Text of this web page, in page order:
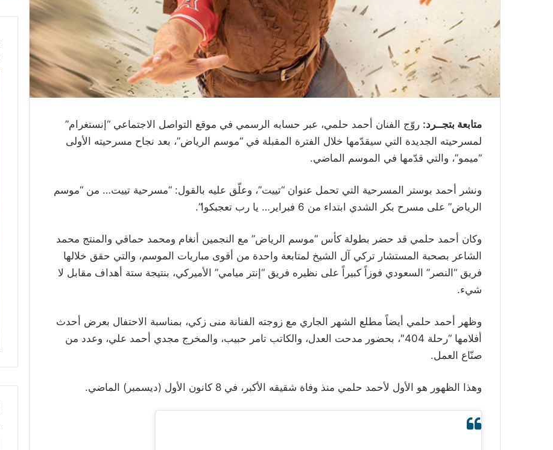
متابعة بتجــرد: روّج الفنان أحمد حلمي، عبر حسابه الرسمي في موقع التواصل الاجتماعي “إنستغرام”
لمسرحيته الجديدة التي سيقدّمها خلال الفترة المقبلة في “موسم الرياض”، بعد نجاح مسرحيته الأولى
“ميمو”، والتي قدّمها في الموسم الماضي.
ونشر أحمد بوستر المسرحية التي تحمل عنوان “تييت”، وعلّق عليه بالقول: “مسرحية تييت… من “موسم
الرياض” على مسرح بكر الشدي ابتداء من 6 فبراير… يا رب تعجبكوا”.
وكان أحمد حلمي قد حضر بطولة كأس “موسم الرياض” مع النجمين أنغام ومحمد حماقي والمنتج محمد
الشاعر بصحبة المستشار تركي آل الشيخ لمتابعة واحدة من أقوى مباريات الموسم، والتي حقق خلالها
فريق “النصر” السعودي فوزاً كبيراً على نظيره فريق “إنتر ميامي” الأميركي، بنتيجة ستة أهداف مقابل لا
شيء.
وظهر أحمد حلمي أيضاً مطلع الشهر الجاري مع زوجته الفنانة منى زكي، بمناسبة الاحتفال بعرض أحدث
أفلامها “رحلة 404″، بحضور مدحت العدل، والكاتب تامر حبيب، والمخرج مجدي أحمد علي، وعدد من
صنّاع العمل.
وهذا الظهور هو الأول لأحمد حلمي منذ وفاة شقيقه الأكبر، في 8 كانون الأول (ديسمبر) الماضي.